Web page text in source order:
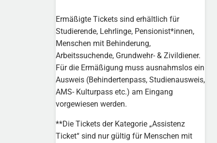
Ermäßigte Tickets sind erhältlich für
Studierende, Lehrlinge, Pensionist*innen,
Menschen mit Behinderung,
Arbeitssuchende, Grundwehr- & Zivildiener.
Für die Ermäßigung muss ausnahmslos ein
Ausweis (Behindertenpass, Studienausweis,
AMS- Kulturpass etc.) am Eingang
vorgewiesen werden.
**Die Tickets der Kategorie „Assistenz
Ticket“ sind nur gültig für Menschen mit